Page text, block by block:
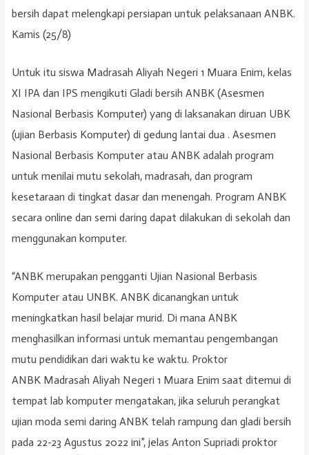
bersih dapat melengkapi persiapan untuk pelaksanaan ANBK.
Kamis (25/8)
Untuk itu siswa Madrasah Aliyah Negeri 1 Muara Enim, kelas
XI IPA dan IPS mengikuti Gladi bersih ANBK (Asesmen
Nasional Berbasis Komputer) yang di laksanakan diruan UBK
(ujian Berbasis Komputer) di gedung lantai dua . Asesmen
Nasional Berbasis Komputer atau ANBK adalah program
untuk menilai mutu sekolah, madrasah, dan program
kesetaraan di tingkat dasar dan menengah. Program ANBK
secara online dan semi daring dapat dilakukan di sekolah dan
menggunakan komputer.
“ANBK merupakan pengganti Ujian Nasional Berbasis
Komputer atau UNBK. ANBK dicanangkan untuk
meningkatkan hasil belajar murid. Di mana ANBK
menghasilkan informasi untuk memantau pengembangan
mutu pendidikan dari waktu ke waktu. Proktor
ANBK Madrasah Aliyah Negeri 1 Muara Enim saat ditemui di
tempat lab komputer mengatakan, jika seluruh perangkat
ujian moda semi daring ANBK telah rampung dan gladi bersih
pada 22-23 Agustus 2022 ini”, jelas Anton Supriadi proktor